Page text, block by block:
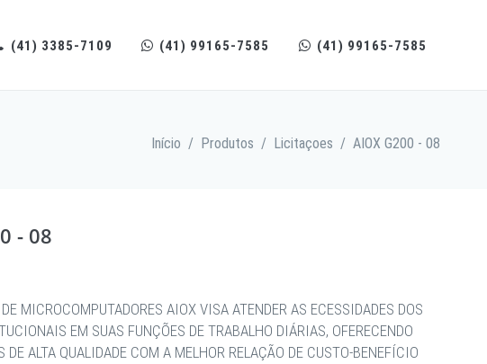
(41) 3385-7109 (41) 99165-7585 (41) 99165-7585
Início / Produtos / Licitaçoes / AIOX G200 - 08
- 08
MICROCOMPUTADORES AIOX VISA ATENDER AS ECESSIDADES DOS
EM SUAS FUNÇÕES DE TRABALHO DIÁRIAS, OFERECENDO
DE ALTA QUALIDADE COM A MELHOR RELAÇÃO DE CUSTO-BENEFÍCIO